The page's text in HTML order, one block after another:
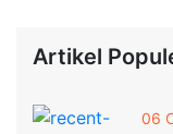
Artikel
06